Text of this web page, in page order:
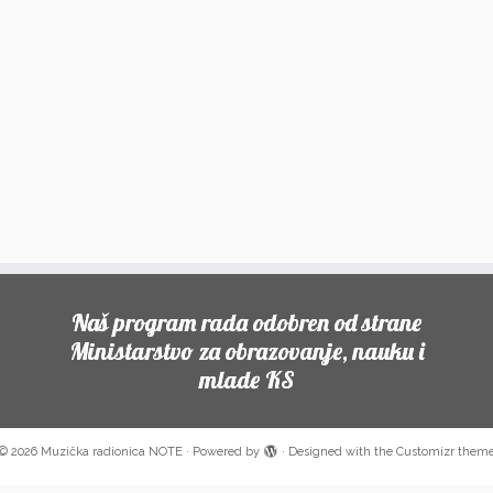
Naš program rada odobren od strane
Ministarstvo za obrazovanje, nauku i
mlade KS
2026 Muzička radionica NOTE · Powered by · Designed with the Customizr